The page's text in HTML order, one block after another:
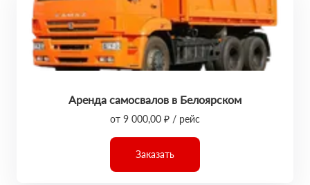
Аренда самосвалов в Белоярском
от 9 000,00 ₽ / рейс
Заказать